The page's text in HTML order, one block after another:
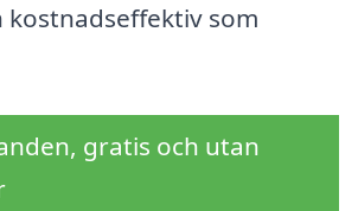
kostnadseffektiv som
gratis och utan